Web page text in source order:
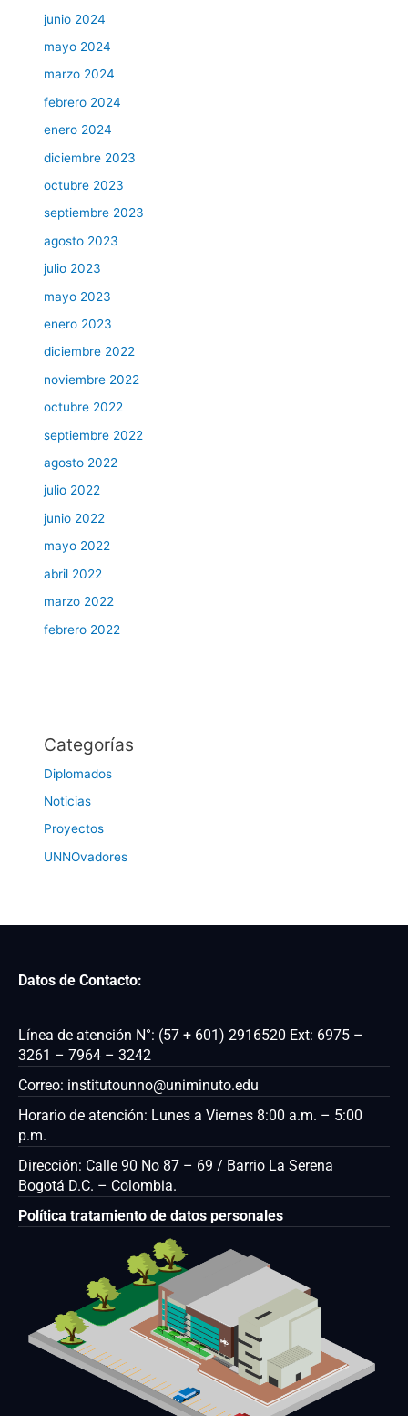
junio 2024
mayo 2024
marzo 2024
febrero 2024
enero 2024
diciembre 2023
octubre 2023
septiembre 2023
agosto 2023
julio 2023
mayo 2023
enero 2023
diciembre 2022
noviembre 2022
octubre 2022
septiembre 2022
agosto 2022
julio 2022
junio 2022
mayo 2022
abril 2022
marzo 2022
febrero 2022
Categorías
Diplomados
Noticias
Proyectos
UNNOvadores
Datos de Contacto:
Línea de atención N°: (57 + 601) 2916520 Ext: 6975 –
3261 – 7964 – 3242
Correo: institutounno@uniminuto.edu
Horario de atención: Lunes a Viernes 8:00 a.m. – 5:00
p.m.
Dirección: Calle 90 No 87 – 69 / Barrio La Serena
Bogotá D.C. – Colombia.
Política tratamiento de datos personales